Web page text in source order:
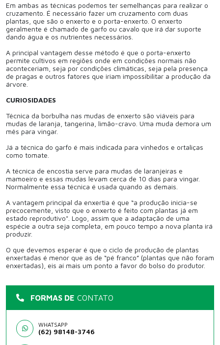
Em ambas as técnicas podemos ter semelhanças para realizar o
cruzamento. É necessário fazer um cruzamento com duas
plantas, que são o enxerto e o porta-enxerto. O enxerto
geralmente é chamado de garfo ou cavalo que irá dar suporte
dando água e os nutrientes necessários.
A principal vantagem desse método é que o porta-enxerto
permite cultivos em regiões onde em condições normais não
aconteceriam, seja por condições climáticas, seja pela presença
de pragas e outros fatores que iriam impossibilitar a produção da
árvore.
CURIOSIDADES
Técnica da borbulha nas mudas de enxerto são viáveis para
mudas de laranja, tangerina, limão-cravo. Uma muda demora um
mês para vingar.
Já a técnica do garfo é mais indicada para vinhedos e ortaliças
como tomate.
A técnica de encostia serve para mudas de laranjeiras e
mamoeiro e essas mudas levam cerca de 10 dias para vingar.
Normalmente essa técnica é usada quando as demais.
A vantagem principal da enxertia é que “a produção inicia-se
precocemente, visto que o enxerto é feito com plantas já em
estado reprodutivo". Logo, assim que a adaptação de uma
espécie a outra seja completa, em pouco tempo a nova planta irá
produzir.
O que devemos esperar é que o ciclo de produção de plantas
enxertadas é menor que as de “pé franco” (plantas que não foram
enxertadas), eis aí mais um ponto a favor do bolso do produtor.
FORMAS DE CONTATO
WHATSAPP
(62) 98148-3746